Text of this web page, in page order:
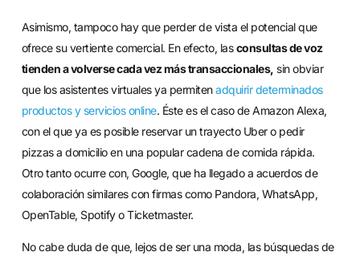
Asimismo, tampoco hay que perder de vista el potencial que
ofrece su vertiente comercial. En efecto, lasconsultas de voz
tienden a volverse cada vez más transaccionales, sin obviar
que los asistentes virtuales ya permitenadquirir determinados
productos y servicios online. Éste es el caso de Amazon Alexa,
con el que ya es posible reservar un trayecto Uber o pedir
pizzas a domicilio en una popular cadena de comida rápida.
Otro tanto ocurre con, Google, que ha llegado a acuerdos de
colaboración similares con firmas como Pandora, WhatsApp,
OpenTable, Spotify o Ticketmaster.
No cabe duda de que, lejos de ser una moda, las búsquedas de